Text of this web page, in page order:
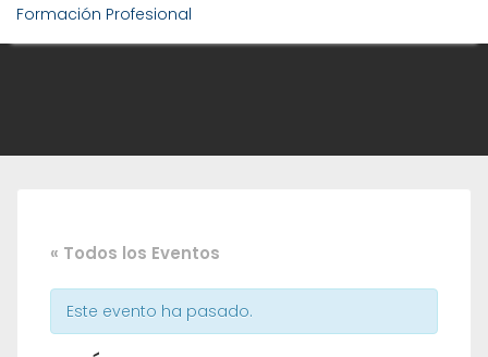
Formación Profesional
« Todos los Eventos
Este evento ha pasado.